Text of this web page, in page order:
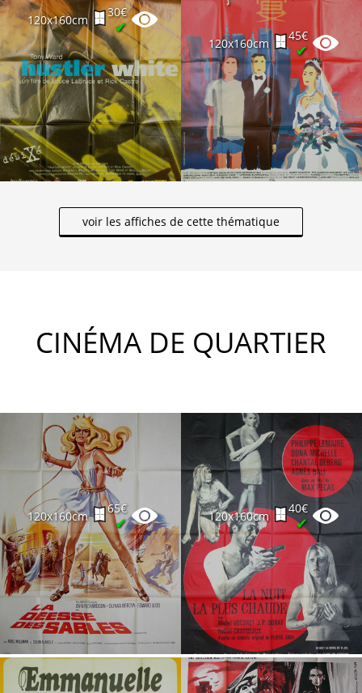
120x160cm
30€
✔
120x160cm
45€
✔
voir les affiches de cette thématique
CINÉMA DE QUARTIER
120x160cm
65€
✔ 120x160cm
40€
✔